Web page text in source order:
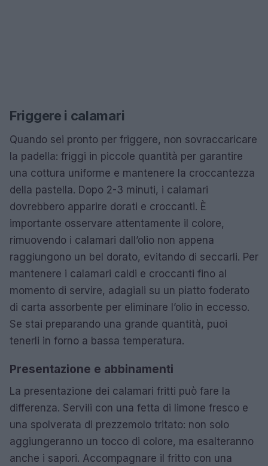
Friggere i calamari
Quando sei pronto per friggere, non sovraccaricare
la padella: friggi in piccole quantità per garantire
una cottura uniforme e mantenere la croccantezza
della pastella. Dopo 2-3 minuti, i calamari
dovrebbero apparire dorati e croccanti. È
importante osservare attentamente il colore,
rimuovendo i calamari dall’olio non appena
raggiungono un bel dorato, evitando di seccarli. Per
mantenere i calamari caldi e croccanti fino al
momento di servire, adagiali su un piatto foderato
di carta assorbente per eliminare l’olio in eccesso.
Se stai preparando una grande quantità, puoi
tenerli in forno a bassa temperatura.
Presentazione e abbinamenti
La presentazione dei calamari fritti può fare la
differenza. Servili con una fetta di limone fresco e
una spolverata di prezzemolo tritato: non solo
aggiungeranno un tocco di colore, ma esalteranno
anche i sapori. Accompagnare il fritto con una